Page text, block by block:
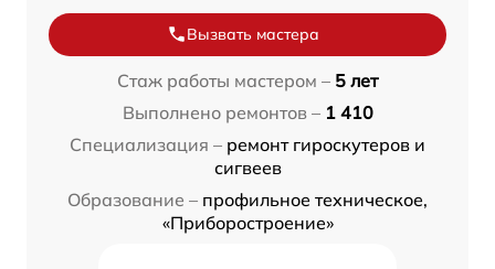
Вызвать мастера
Стаж работы мастером – 5 лет
Выполнено ремонтов – 1 410
Специализация – ремонт гироскутеров и
сигвеев
Образование – профильное техническое,
«Приборостроение»